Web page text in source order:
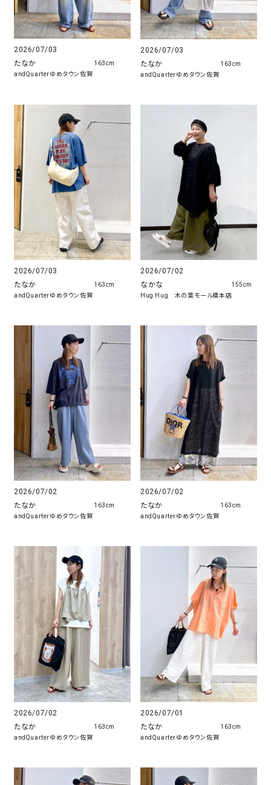
2026/07/03
たなか
andQuarterゆめタウン佐賀
163cm
2026/07/03
たなか
andQuarterゆめタウン佐賀
163cm
2026/07/03
たなか
andQuarterゆめタウン佐賀
163cm
2026/07/02
なかな
Hug Hug 木の葉モール橋本店
155cm
2026/07/02
たなか
andQuarterゆめタウン佐賀
163cm
2026/07/02
たなか
andQuarterゆめタウン佐賀
163cm
2026/07/02
たなか
andQuarterゆめタウン佐賀
163cm
2026/07/01
たなか
andQuarterゆめタウン佐賀
163cm